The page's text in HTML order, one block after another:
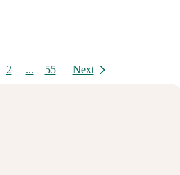
2 ... 55 Next